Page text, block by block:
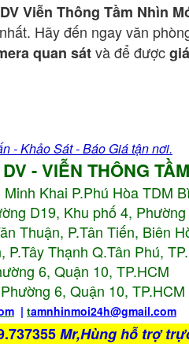
Viễn Thông Tầm Nhìn
Hãy đến ngay văn
quan sátvà để được
- Khảo Sát - Báo Giá tận nơi.
- VIỄN THÔNG
Khai P.Phú Hòa TDM
D19, Khu phố 4,
Thuận, P.Tân Tiến, Biên
Thạnh Q.Tân Phú,
6, Quận 10, TP.HCM
6, Quận 10, TP.HCM
| tamnhinmoi24h@gmail.com
Mr,Hùng hỗ trợ